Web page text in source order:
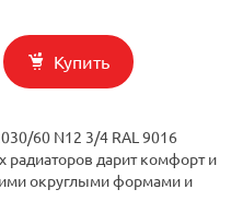
Купить
60 N12 3/4 RAL 9016
радиаторов дарит комфорт и
округлыми формами и